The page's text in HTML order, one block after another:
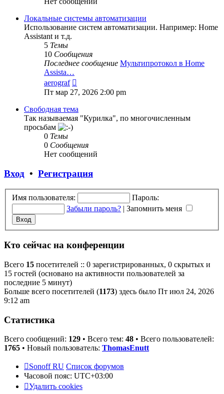
Локальные системы автоматизации
Использование систем автоматизации. Например: Home
Assistant и т.д.
5 Темы
10 Сообщения
Последнее сообщение Мультипротокол в Home
Assista…
aerograf
к
последнему
сообщению
Пт мар 27, 2026 2:00 pm
Свободная тема
Так называемая "Курилка", по многочисленным
просьбам
0 Темы
0 Сообщения
Нет сообщений
Вход • Регистрация
Имя пользователя:
Пароль:
Забыли пароль? | Запомнить меня
Кто сейчас на конференции
Всего 15 посетителей :: 0 зарегистрированных, 0 скрытых и
15 гостей (основано на активности пользователей за
последние 5 минут)
Больше всего посетителей (1173) здесь было Пт июл 24, 2026
9:12 am
Статистика
Всего сообщений: 129 • Всего тем: 48 • Всего пользователей:
1765 • Новый пользователь: ThomasEnutt
Sonoff RU Список форумов
Часовой пояс: UTC+03:00
Удалить cookies